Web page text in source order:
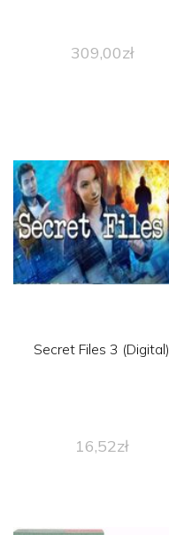
309,00zł
Secret Files 3 (Digital)
16,52zł